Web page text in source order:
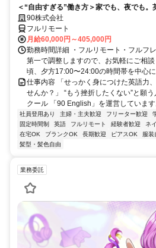
＜“自由すぎる”働き方＞家でも、夜でも。
90株式会社
フルリモート
月給60,000円～405,000円
勤務時間詳細 ・フルリモート・フルフ
第一で調整しますので、お気軽にご相
頃、夕方17:00〜24:00の時間帯を中心に
仕事内容 「せっかく身につけた英語力
せんか？」 “もう挫折したくない”と願
クール 「90 English」を運営しています
社員登用あり 主婦・主夫歓迎 フリーター歓迎
固定時間制
英語 フルリモート 経験者歓迎 ネ
在宅OK
ブランクOK 長期歓迎 ピアスOK 服装
髪型・髪色自由
業務委託